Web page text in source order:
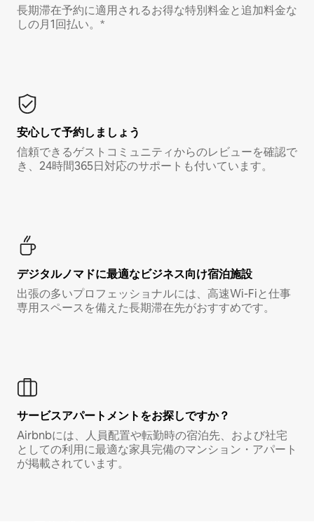
長期滞在予約に適用されるお得な特別料金と追加料金な
しの月1回払い。*
安心して予約しましょう
信頼できるゲストコミュニティからのレビューを確認で
き、24時間365日対応のサポートも付いています。
デジタルノマド⁠に最⁠適⁠なビ⁠ジ⁠ネ⁠ス⁠向⁠け宿⁠泊⁠施⁠設
出張の多いプロフェッショナルには、高速Wi-Fiと仕事
専用スペースを備えた長期滞在先がおすすめです。
サービスアパートメントをお探しですか？
Airbnbには、人員配置や転勤時の宿泊先、および社宅
としての利用に最適な家具完備のマンション・アパート
が掲載されています。